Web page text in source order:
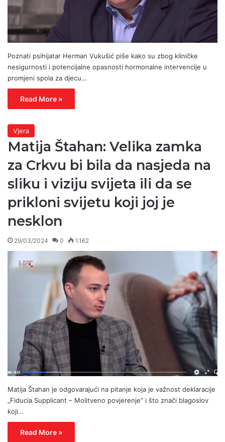
Poznati psihijatar Herman Vukušić piše kako su zbog kliničke
nesigurnosti i potencijalne opasnosti hormonalne intervencije u
promjeni spola za djecu…
Read More »
Vjera
Matija Štahan: Velika zamka
za Crkvu bi bila da nasjeda na
sliku i viziju svijeta ili da se
prikloni svijetu koji joj je
nesklon
29/03/2024 0 1.162
Matija Štahan je odgovarajući na pitanje koja je važnost deklaracije
„Fiducia Supplicant – Molitveno povjerenje” i što znači blagoslov
koji…
Read More »